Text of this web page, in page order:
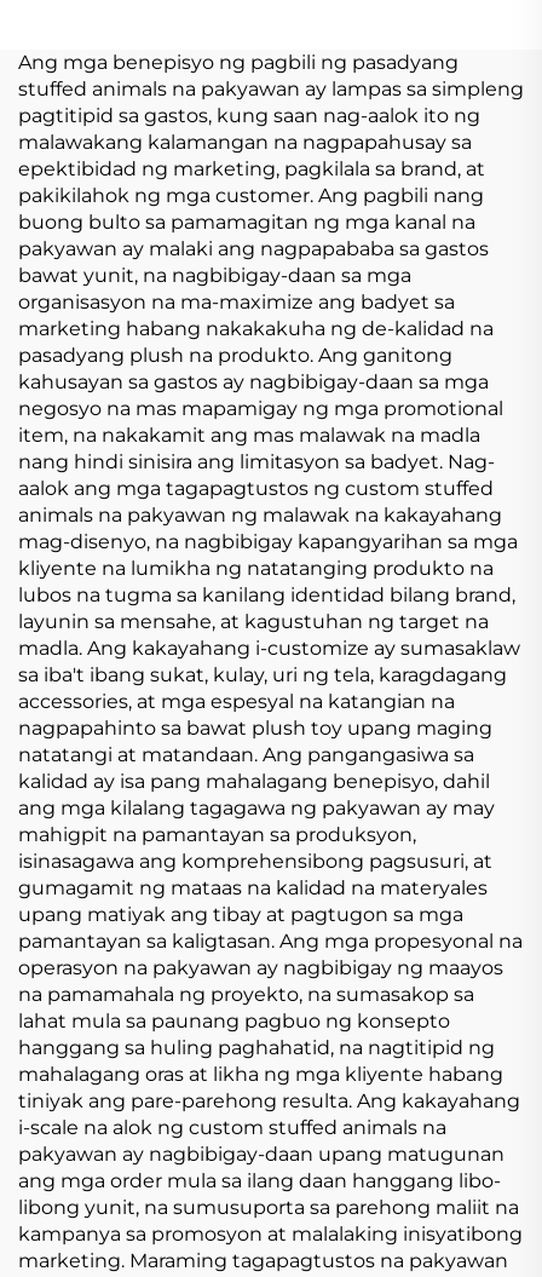
customize na Plush
Keychain
Ang mga benepisyo ng pagbili ng pasadyang
stuffed animals na pakyawan ay lampas sa simpleng
pagtitipid sa gastos, kung saan nag-aalok ito ng
malawakang kalamangan na nagpapahusay sa
epektibidad ng marketing, pagkilala sa brand, at
pakikilahok ng mga customer. Ang pagbili nang
buong bulto sa pamamagitan ng mga kanal na
pakyawan ay malaki ang nagpapababa sa gastos
bawat yunit, na nagbibigay-daan sa mga
organisasyon na ma-maximize ang badyet sa
marketing habang nakakakuha ng de-kalidad na
pasadyang plush na produkto. Ang ganitong
kahusayan sa gastos ay nagbibigay-daan sa mga
negosyo na mas mapamigay ng mga promotional
item, na nakakamit ang mas malawak na madla
nang hindi sinisira ang limitasyon sa badyet. Nag-
aalok ang mga tagapagtustos ng custom stuffed
animals na pakyawan ng malawak na kakayahang
mag-disenyo, na nagbibigay kapangyarihan sa mga
kliyente na lumikha ng natatanging produkto na
lubos na tugma sa kanilang identidad bilang brand,
layunin sa mensahe, at kagustuhan ng target na
madla. Ang kakayahang i-customize ay sumasaklaw
sa iba't ibang sukat, kulay, uri ng tela, karagdagang
accessories, at mga espesyal na katangian na
nagpapahinto sa bawat plush toy upang maging
natatangi at matandaan. Ang pangangasiwa sa
kalidad ay isa pang mahalagang benepisyo, dahil
ang mga kilalang tagagawa ng pakyawan ay may
mahigpit na pamantayan sa produksyon,
isinasagawa ang komprehensibong pagsusuri, at
gumagamit ng mataas na kalidad na materyales
upang matiyak ang tibay at pagtugon sa mga
pamantayan sa kaligtasan. Ang mga propesyonal na
operasyon na pakyawan ay nagbibigay ng maayos
na pamamahala ng proyekto, na sumasakop sa
lahat mula sa paunang pagbuo ng konsepto
hanggang sa huling paghahatid, na nagtitipid ng
mahalagang oras at likha ng mga kliyente habang
tiniyak ang pare-parehong resulta. Ang kakayahang
i-scale na alok ng custom stuffed animals na
pakyawan ay nagbibigay-daan upang matugunan
ang mga order mula sa ilang daan hanggang libo-
libong yunit, na sumusuporta sa parehong maliit na
kampanya sa promosyon at malalaking inisyatibong
marketing. Maraming tagapagtustos na pakyawan